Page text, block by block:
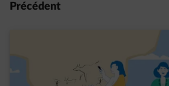
Précédent